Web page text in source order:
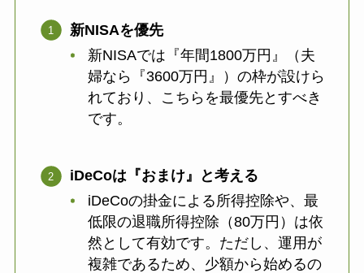
新NISAを優先
新NISAでは『年間1800万円』（夫
婦なら『3600万円』）の枠が設けら
れており、こちらを最優先とすべき
です。
iDeCoは『おまけ』と考える
iDeCoの掛金による所得控除や、最
低限の退職所得控除（80万円）は依
然として有効です。ただし、運用が
複雑であるため、少額から始めるの